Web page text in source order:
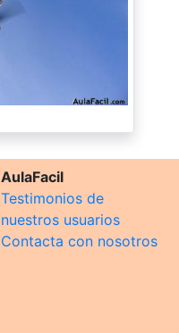
AulaFacil
Testimonios de
nuestros usuarios
Contacta con nosotros